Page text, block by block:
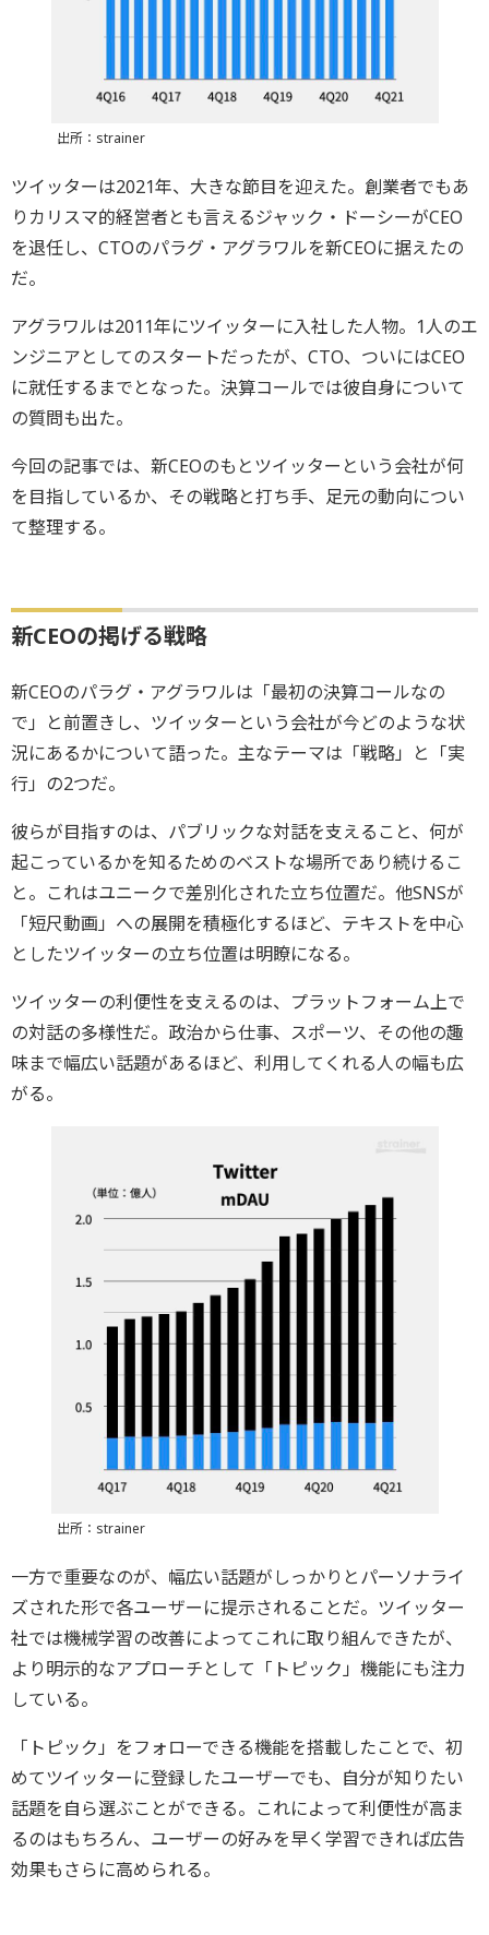
出所：strainer
ツイッターは2021年、大きな節目を迎えた。創業者でもあ
りカリスマ的経営者とも言えるジャック・ドーシーがCEO
を退任し、CTOのパラグ・アグラワルを新CEOに据えたの
だ。
アグラワルは2011年にツイッターに入社した人物。1人のエ
ンジニアとしてのスタートだったが、CTO、ついにはCEO
に就任するまでとなった。決算コールでは彼自身について
の質問も出た。
今回の記事では、新CEOのもとツイッターという会社が何
を目指しているか、その戦略と打ち手、足元の動向につい
て整理する。
新CEOの掲げる戦略
新CEOのパラグ・アグラワルは「最初の決算コールなの
で」と前置きし、ツイッターという会社が今どのような状
況にあるかについて語った。主なテーマは「戦略」と「実
行」の2つだ。
彼らが目指すのは、パブリックな対話を支えること、何が
起こっているかを知るためのベストな場所であり続けるこ
と。これはユニークで差別化された立ち位置だ。他SNSが
「短尺動画」への展開を積極化するほど、テキストを中心
としたツイッターの立ち位置は明瞭になる。
ツイッターの利便性を支えるのは、プラットフォーム上で
の対話の多様性だ。政治から仕事、スポーツ、その他の趣
味まで幅広い話題があるほど、利用してくれる人の幅も広
がる。
出所：strainer
一方で重要なのが、幅広い話題がしっかりとパーソナライ
ズされた形で各ユーザーに提示されることだ。ツイッター
社では機械学習の改善によってこれに取り組んできたが、
より明示的なアプローチとして「トピック」機能にも注力
している。
「トピック」をフォローできる機能を搭載したことで、初
めてツイッターに登録したユーザーでも、自分が知りたい
話題を自ら選ぶことができる。これによって利便性が高ま
るのはもちろん、ユーザーの好みを早く学習できれば広告
効果もさらに高められる。